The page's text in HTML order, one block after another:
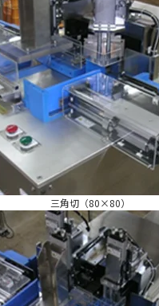
三角切（80×80）